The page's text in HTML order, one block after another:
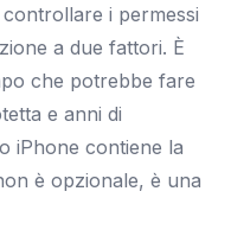
i permessi
a due fattori. È
che potrebbe fare
e anni di
iPhone contiene la
è opzionale, è una